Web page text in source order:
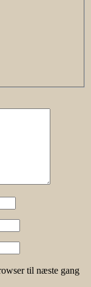
til næste gang